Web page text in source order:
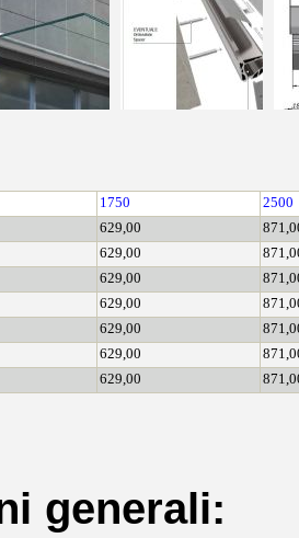
1750
2500
629,00
629,00
629,00
629,00
629,00
629,00
629,00
generali: